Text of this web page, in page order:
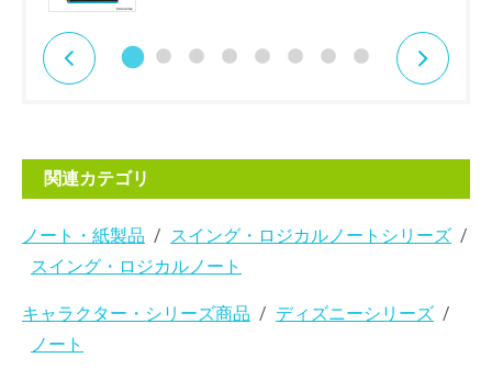
関連カテゴリ
ノート・紙製品
スイング・ロジカルノートシリーズ
スイング・ロジカルノート
キャラクター・シリーズ商品
ディズニーシリーズ
ノート